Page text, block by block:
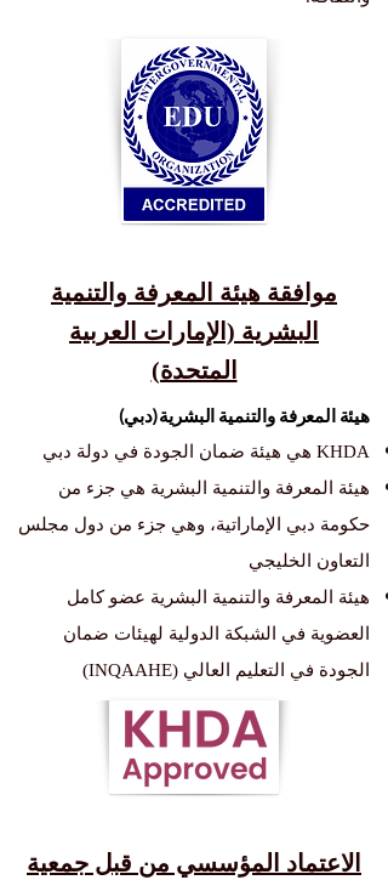
موافقة هيئة المعرفة والتنمية
البشرية (الإمارات العربية
المتحدة)
هيئة المعرفة والتنمية البشرية (دبي)
KHDA هي هيئة ضمان الجودة في دولة دبي
هيئة المعرفة والتنمية البشرية هي جزء من
حكومة دبي الإماراتية، وهي جزء من دول مجلس
التعاون الخليجي
هيئة المعرفة والتنمية البشرية عضو كامل
العضوية في الشبكة الدولية لهيئات ضمان
الجودة في التعليم العالي (INQAAHE)
الاعتماد المؤسسي من قبل جمعية